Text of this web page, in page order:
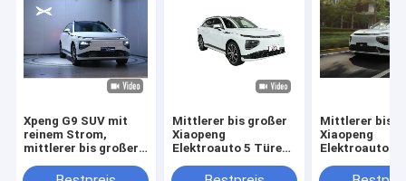
Xpeng G9 SUV mit
reinem Strom,
mittlerer bis großer,
einzigartiges Design
Mittlerer bis großer
Xiaopeng
Elektroauto 5 Türen
G9 Pure Electric SUV
Mittlerer bis
Xiaopeng
Elektroauto 5
G9 Pure